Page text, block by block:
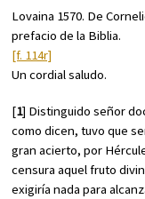
Lovaina 1570. De
prefacio de la Biblia.
[f. 114r]
Un cordial saludo.
[1] Distinguido señor
como dicen, tuvo que
gran acierto, por
censura aquel fruto
exigiría nada para